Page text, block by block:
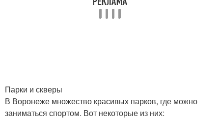
Парки и скверы
В Воронеже множество красивых парков, где можно
заниматься спортом. Вот некоторые из них: